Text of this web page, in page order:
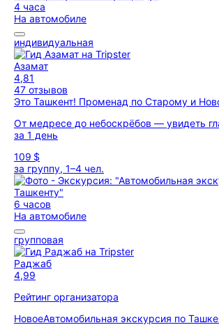
4 часа
На автомобиле
индивидуальная
Азамат
4,81
47 отзывов
Это Ташкент! Променад по Старому и
От медресе до небоскрёбов — увидеть
за 1 день
109 $
за группу, 1–4 чел.
6 часов
На автомобиле
групповая
Раджаб
4,99
Рейтинг организатора
НовоеАвтомобильная экскурсия по